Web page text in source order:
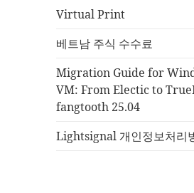
Virtual Print
베트남 주식 수수료
Migration Guide for
VM: From Electic to
fangtooth 25.04
Lightsignal 개인정보처리